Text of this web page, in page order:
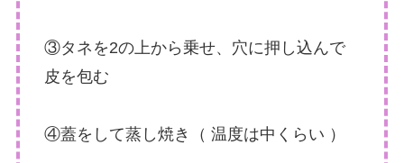
③タネを2の上から乗せ、穴に押し込んで
皮を包む
④蓋をして蒸し焼き（ 温度は中くらい ）